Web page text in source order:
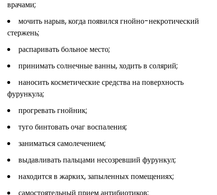
врачами;
мочить нарыв, когда появился гнойно-некротический
стержень;
распаривать больное место;
принимать солнечные ванны, ходить в солярий;
наносить косметические средства на поверхность
фурункула;
прогревать гнойник;
туго бинтовать очаг воспаления;
заниматься самолечением;
выдавливать пальцами несозревший фурункул;
находится в жарких, запыленных помещениях;